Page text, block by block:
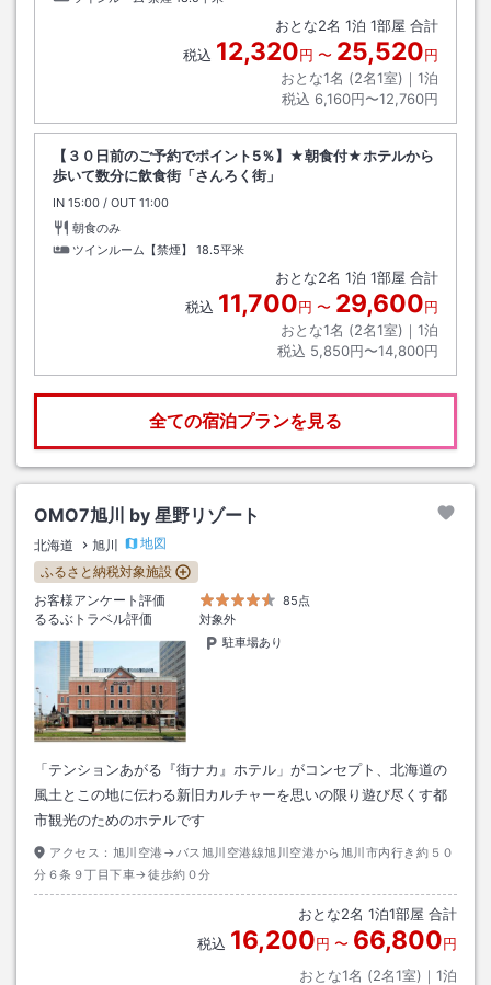
おとな2名 1泊 1部屋 合計
税込 12,320円 〜 25,520円
おとな1名 (2名1室)｜ 1泊
税込 6,160円〜12,760円
【３０日前のご予約でポイント5％】★朝食付★ホテルから
歩いて数分に飲食街「さんろく街」
IN チェックイン
15:00 / OUT チェックアウト
11:00
朝食のみ
ツインルーム【禁煙】
18.5平米
おとな2名 1泊 1部屋 合計
税込 11,700円 〜 29,600円
おとな1名 (2名1室)｜ 1泊
税込 5,850円〜14,800円
全ての宿泊プランを見る
OMO7旭川 by 星野リゾート
北海道 旭川
地図
ふるさと納税対象施設
お客様アンケート評価
85点
るるぶトラベル評価
対象外
駐車場あり
「テンションあがる『街ナカ』ホテル」がコンセプト、北海道の
風土とこの地に伝わる新旧カルチャーを思いの限り遊び尽くす都
市観光のためのホテルです
アクセス： 旭川空港→バス旭川空港線旭川空港から旭川市内行き約５０
分６条９丁目下車→徒歩約０分
おとな2名 1泊1部屋 合計
税込 16,200円 〜 66,800円
おとな1名 (2名1室)｜ 1泊